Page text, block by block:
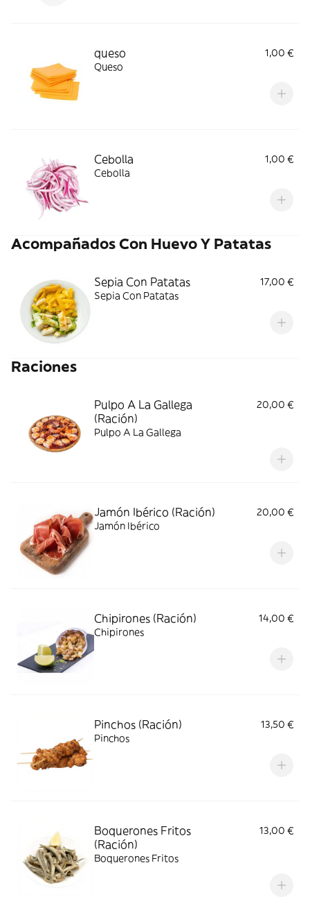
queso
1,00 €
Queso
Cebolla
1,00 €
Cebolla
Acompañados Con Huevo Y Patatas
Sepia Con Patatas
17,00 €
Sepia Con Patatas
Raciones
Pulpo A La Gallega
(Ración)
20,00 €
Pulpo A La Gallega
Jamón Ibérico (Ración)
20,00 €
Jamón Ibérico
Chipirones (Ración)
14,00 €
Chipirones
Pinchos (Ración)
13,50 €
Pinchos
Boquerones Fritos
(Ración)
13,00 €
Boquerones Fritos